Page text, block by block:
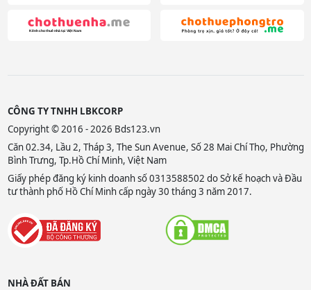
CÔNG TY TNHH LBKCORP
Copyright © 2016 - 2026 Bds123.vn
Căn 02.34, Lầu 2, Tháp 3, The Sun Avenue, Số 28 Mai Chí Thọ, Phường
Bình Trưng, Tp.Hồ Chí Minh, Việt Nam
Giấy phép đăng ký kinh doanh số 0313588502 do Sở kế hoạch và Đầu
tư thành phố Hồ Chí Minh cấp ngày 30 tháng 3 năm 2017.
NHÀ ĐẤT BÁN